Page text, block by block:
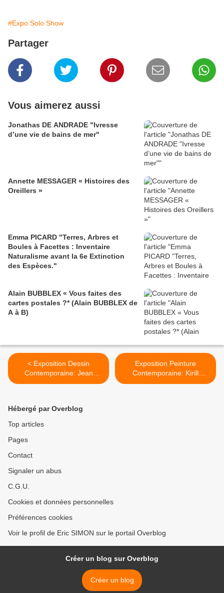
#Expo Solo Show
Partager
Vous aimerez aussi
Jonathas DE ANDRADE "Ivresse
d’une vie de bains de mer"
Annette MESSAGER « Histoires des
Oreillers »
Emma PICARD "Terres, Arbres et
Boules à Facettes : Inventaire
Naturalisme avant la 6e Extinction
des Espèces."
Alain BUBBLEX « Vous faites des
cartes postales ?* (Alain BUBBLEX de
A à B)
< Exposition Dessin
Contemporaine: Jean
BEDEZ «De Sphaera Mundi
Exposition Peinture
Contemporaine: Kirill
CHELUSHKIN
Hébergé par Overblog
Top articles
Pages
Contact
Signaler un abus
C.G.U.
Cookies et données personnelles
Préférences cookies
Voir le profil de Eric SIMON sur le portail Overblog
Créer un blog sur Overblog
Créer un blog